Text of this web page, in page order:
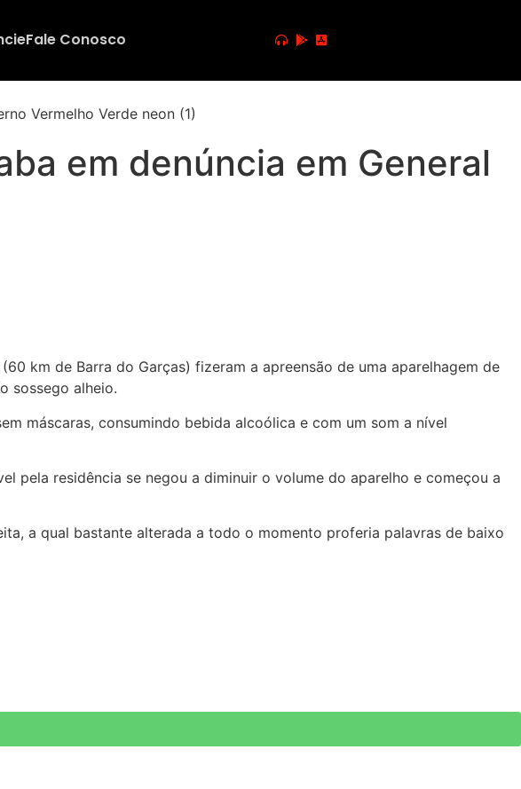
Fale Conosco
em denúncia em General
km de Barra do Garças) fizeram a apreensão de uma aparelhagem de
sossego alheio.
máscaras, consumindo bebida alcoólica e com um som a nível
pela residência se negou a diminuir o volume do aparelho e começou a
a qual bastante alterada a todo o momento proferia palavras de baixo